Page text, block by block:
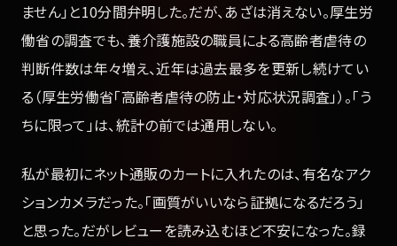
ません」と10分間弁明した。だが、あざは消えない。厚生労
働省の調査でも、養介護施設の職員による高齢者虐待の
判断件数は年々増え、近年は過去最多を更新し続けてい
る（厚生労働省「高齢者虐待の防止・対応状況調査」）。「う
ちに限って」は、統計の前では通用しない。
私が最初にネット通販のカートに入れたのは、有名なアク
ションカメラだった。「画質がいいなら証拠になるだろう」
と思った。だがレビューを読み込むほど不安になった。録